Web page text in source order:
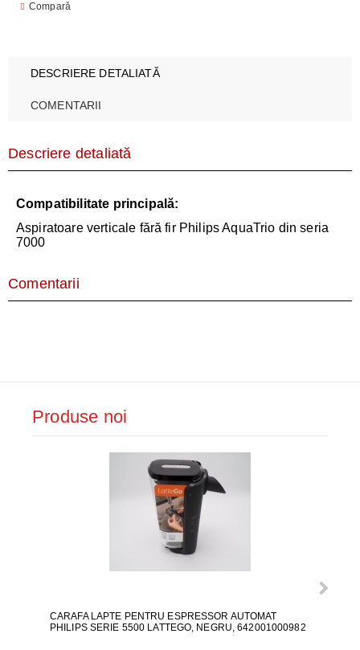
Compară
DESCRIERE DETALIATĂ
COMENTARII
Descriere detaliată
Compatibilitate principală:
Aspiratoare verticale fără fir Philips AquaTrio din seria
7000
Comentarii
Produse noi
CARAFA LAPTE PENTRU ESPRESSOR AUTOMAT
PHILIPS SERIE 5500 LATTEGO, NEGRU, 642001000982